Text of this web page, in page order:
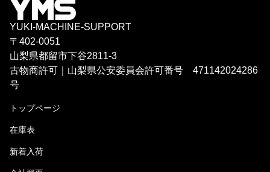
YUKI-MACHINE-SUPPORT
〒402-0051
山梨県都留市下谷2811-3
古物商許可｜山梨県公安委員会許可番号 471142024286
号
トップページ
在庫表
新着入荷